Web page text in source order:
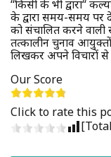
‘‘किसी के भी द्वारा“
के द्वारा समय-समय पर
को संचालित करने वाली
तत्कालीन चुनाव आयुक्तों,
लिखकर अपने विचारों
Our Score
Click to rate this